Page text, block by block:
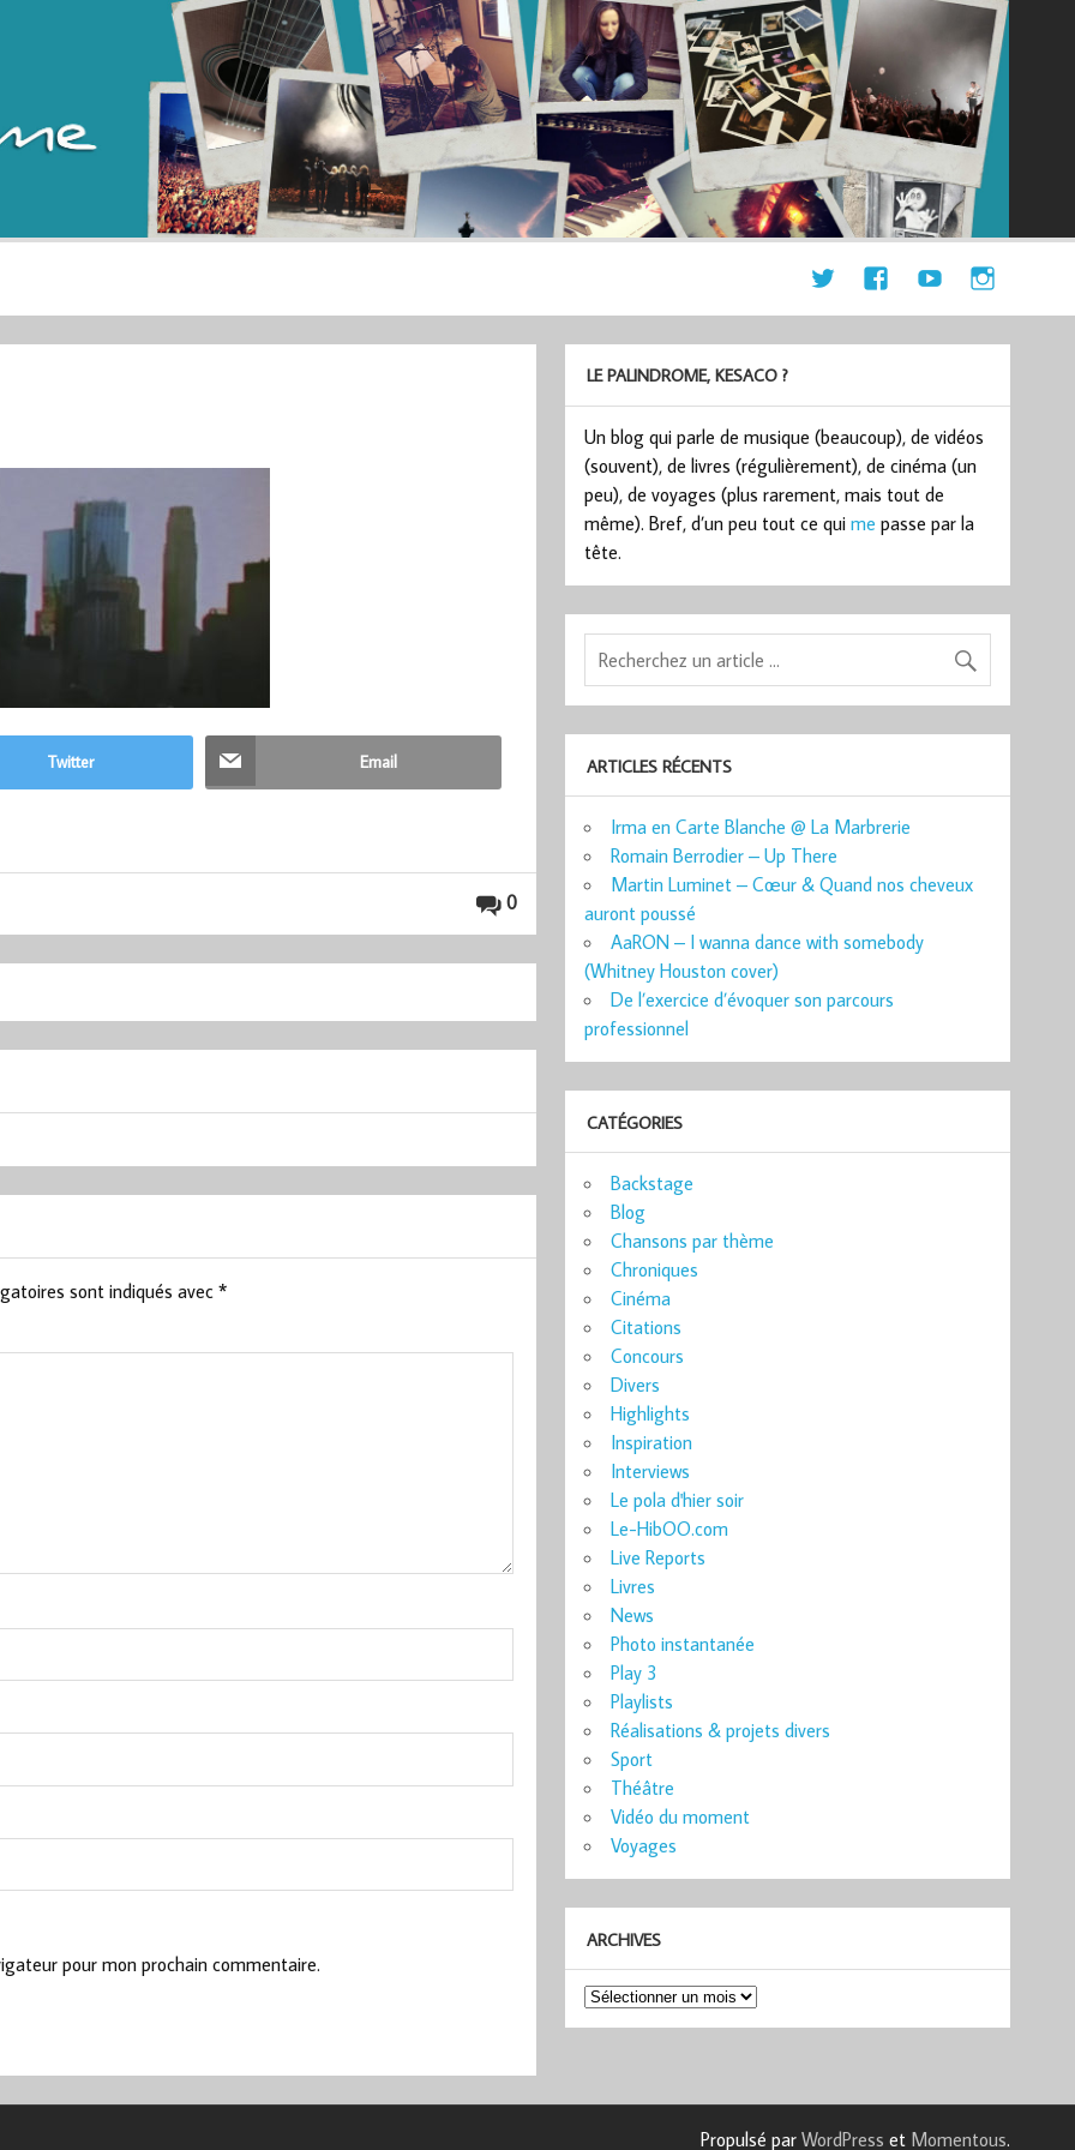
Twitter Email
0
sont indiqués avec *
pour mon prochain commentaire.
LE PALINDROME, KESACO ?
Un blog qui parle de musique (beaucoup), de vidéos
(souvent), de livres (régulièrement), de cinéma (un
peu), de voyages (plus rarement, mais tout de
même). Bref, d’un peu tout ce quime passe par la
tête.
ARTICLES RÉCENTS
Irma en Carte Blanche @ La Marbrerie
Romain Berrodier – Up There
Martin Luminet – Cœur & Quand nos cheveux
auront poussé
AaRON – I wanna dance with somebody
(Whitney Houston cover)
De l’exercice d’évoquer son parcours
professionnel
CATÉGORIES
Backstage
Blog
Chansons par thème
Chroniques
Cinéma
Citations
Concours
Divers
Highlights
Inspiration
Interviews
Le pola d'hier soir
Le-HibOO.com
Live Reports
Livres
News
Photo instantanée
Play 3
Playlists
Réalisations & projets divers
Sport
Théâtre
Vidéo du moment
Voyages
ARCHIVES
Archives
Propulsé parWordPress et Momentous.